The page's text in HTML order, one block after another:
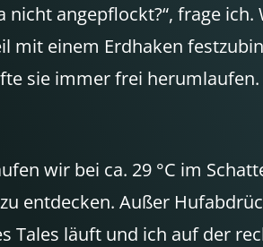
angepflockt?“, frage
mit einem Erdhaken
sie immer frei
wir bei ca. 29 °C im
entdecken. Außer
Tales läuft und ich auf der